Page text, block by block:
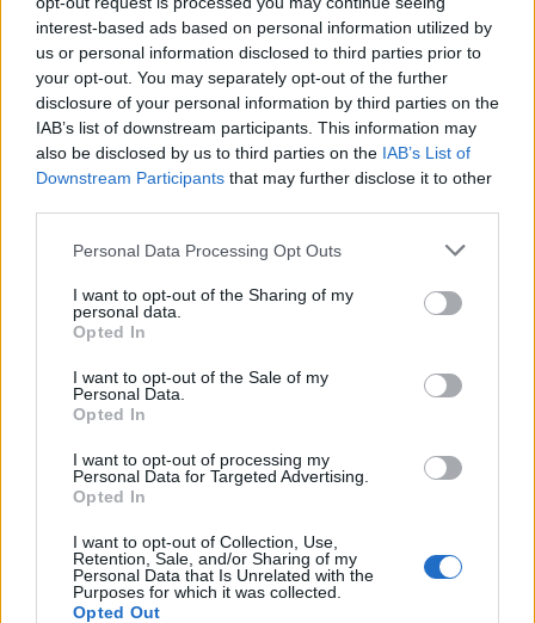
interest-based ads based on personal information utilized by
us or personal information disclosed to third parties prior to
your opt-out. You may separately opt-out of the further
disclosure of your personal information by third parties on the
IAB’s list of downstream participants. This information may
also be disclosed by us to third parties on the IAB’s List of
Downstream Participants that may further disclose it to other
Personal Data Processing Opt Outs
I want to opt-out of the Sharing of my
personal data.
Opted In
I want to opt-out of the Sale of my
Personal Data.
Opted In
I want to opt-out of processing my
Personal Data for Targeted Advertising.
Opted In
I want to opt-out of Collection, Use,
Retention, Sale, and/or Sharing of my
Personal Data that Is Unrelated with the
Purposes for which it was collected.
Opted Out